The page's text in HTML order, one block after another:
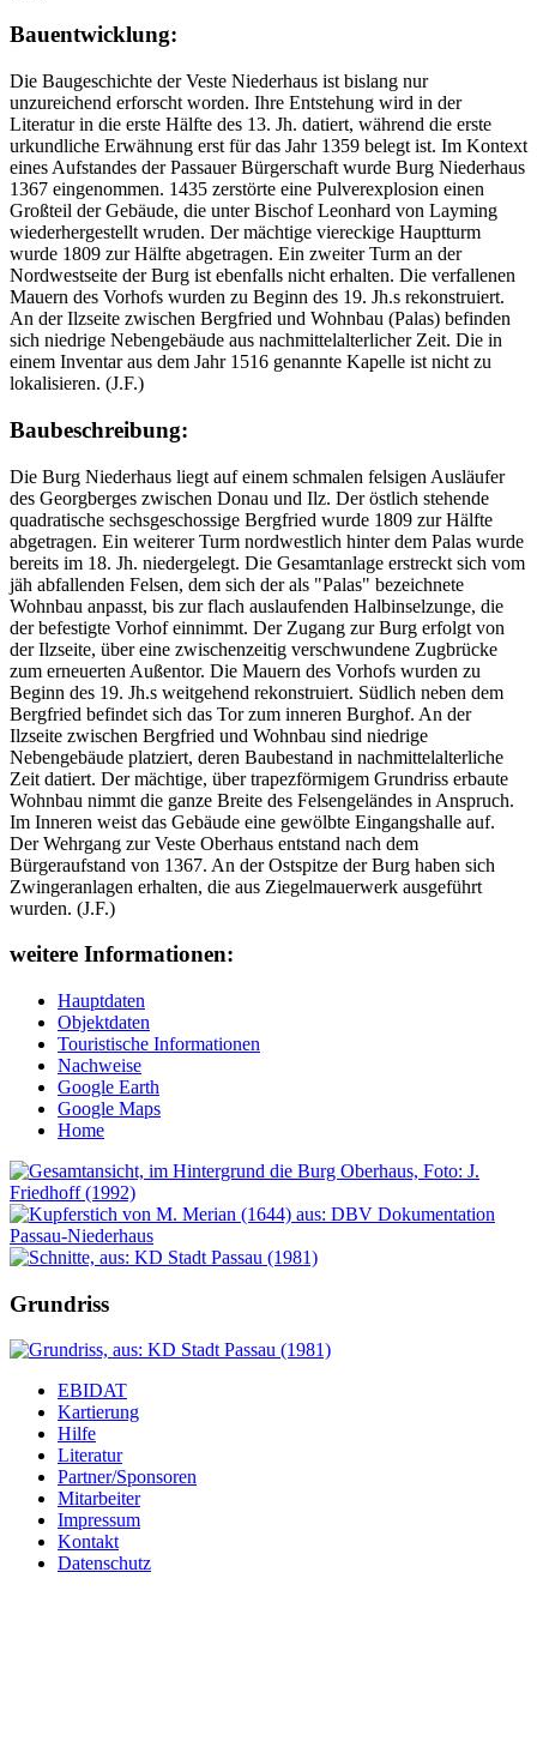
Bauentwicklung:
Die Baugeschichte der Veste Niederhaus ist bislang nur
unzureichend erforscht worden. Ihre Entstehung wird in der
Literatur in die erste Hälfte des 13. Jh. datiert, während die erste
urkundliche Erwähnung erst für das Jahr 1359 belegt ist. Im Kontext
eines Aufstandes der Passauer Bürgerschaft wurde Burg Niederhaus
1367 eingenommen. 1435 zerstörte eine Pulverexplosion einen
Großteil der Gebäude, die unter Bischof Leonhard von Layming
wiederhergestellt wruden. Der mächtige viereckige Hauptturm
wurde 1809 zur Hälfte abgetragen. Ein zweiter Turm an der
Nordwestseite der Burg ist ebenfalls nicht erhalten. Die verfallenen
Mauern des Vorhofs wurden zu Beginn des 19. Jh.s rekonstruiert.
An der Ilzseite zwischen Bergfried und Wohnbau (Palas) befinden
sich niedrige Nebengebäude aus nachmittelalterlicher Zeit. Die in
einem Inventar aus dem Jahr 1516 genannte Kapelle ist nicht zu
lokalisieren. (J.F.)
Baubeschreibung:
Die Burg Niederhaus liegt auf einem schmalen felsigen Ausläufer
des Georgberges zwischen Donau und Ilz. Der östlich stehende
quadratische sechsgeschossige Bergfried wurde 1809 zur Hälfte
abgetragen. Ein weiterer Turm nordwestlich hinter dem Palas wurde
bereits im 18. Jh. niedergelegt. Die Gesamtanlage erstreckt sich vom
jäh abfallenden Felsen, dem sich der als "Palas" bezeichnete
Wohnbau anpasst, bis zur flach auslaufenden Halbinselzunge, die
der befestigte Vorhof einnimmt. Der Zugang zur Burg erfolgt von
der Ilzseite, über eine zwischenzeitig verschwundene Zugbrücke
zum erneuerten Außentor. Die Mauern des Vorhofs wurden zu
Beginn des 19. Jh.s weitgehend rekonstruiert. Südlich neben dem
Bergfried befindet sich das Tor zum inneren Burghof. An der
Ilzseite zwischen Bergfried und Wohnbau sind niedrige
Nebengebäude platziert, deren Baubestand in nachmittelalterliche
Zeit datiert. Der mächtige, über trapezförmigem Grundriss erbaute
Wohnbau nimmt die ganze Breite des Felsengeländes in Anspruch.
Im Inneren weist das Gebäude eine gewölbte Eingangshalle auf.
Der Wehrgang zur Veste Oberhaus entstand nach dem
Bürgeraufstand von 1367. An der Ostspitze der Burg haben sich
Zwingeranlagen erhalten, die aus Ziegelmauerwerk ausgeführt
wurden. (J.F.)
weitere Informationen:
Hauptdaten
Objektdaten
Touristische Informationen
Nachweise
Google Earth
Google Maps
Home
Grundriss
EBIDAT
Kartierung
Hilfe
Literatur
Partner/Sponsoren
Mitarbeiter
Impressum
Kontakt
Datenschutz